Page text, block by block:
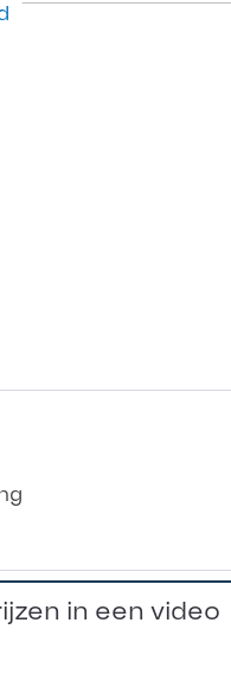
in een video